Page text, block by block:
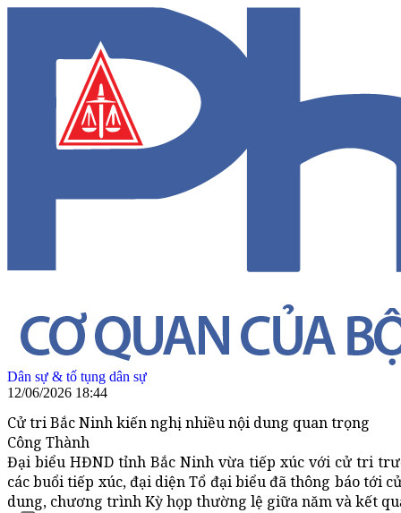
Dân sự & tố tụng dân sự
12/06/2026 18:44
Cử tri Bắc Ninh kiến nghị nhiều nội dung quan trọng
Công Thành
Đại biểu HĐND tỉnh Bắc Ninh vừa tiếp xúc với cử tri
các buổi tiếp xúc, đại diện Tổ đại biểu đã thông báo
dung, chương trình Kỳ họp thường lệ giữa năm và kết